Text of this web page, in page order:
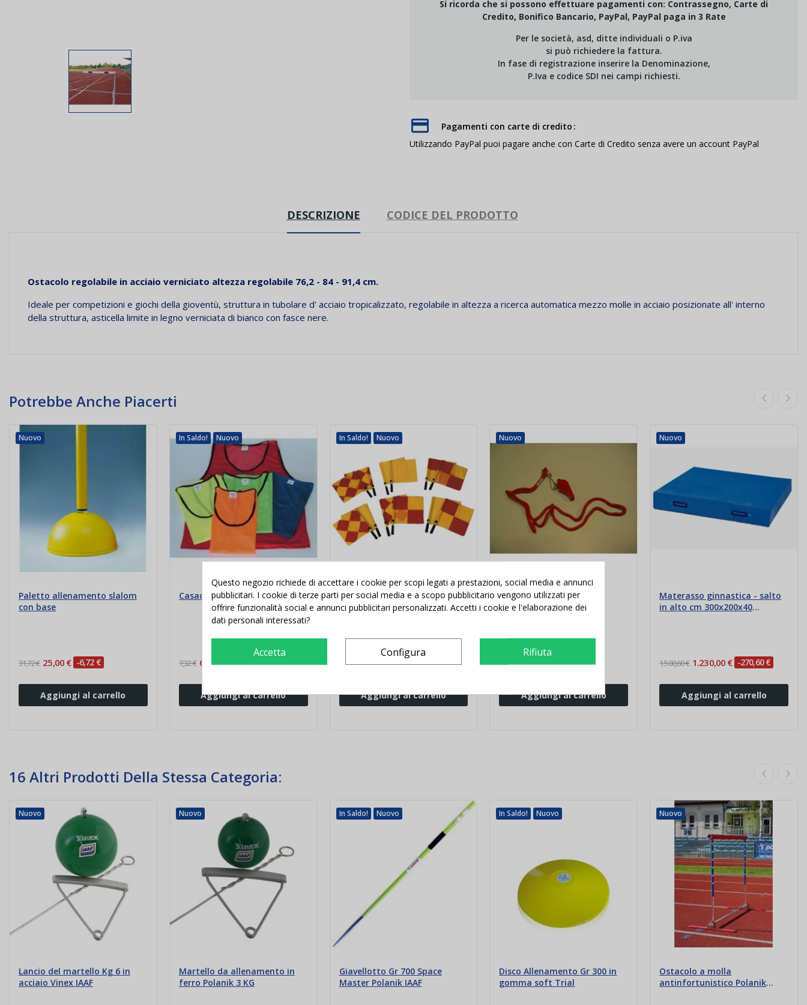
Si ricorda che si possono effettuare pagamenti con: Contrassegno, Carte di
Credito, Bonifico Bancario, PayPal, PayPal paga in 3 Rate
Per le società, asd, ditte individuali o P.iva
si può richiedere la fattura.
In fase di registrazione inserire la Denominazione,
P.Iva e codice SDI nei campi richiesti.
Pagamenti con carte di credito
Utilizzando PayPal puoi pagare anche con Carte di Credito senza avere un account PayPal
DESCRIZIONE CODICE DEL PRODOTTO
Ostacolo regolabile in acciaio verniciato altezza regolabile 76,2 - 84 - 91,4 cm.
Ideale per competizioni e giochi della gioventù, struttura in tubolare d' acciaio tropicalizzato, regolabile in altezza a ricerca automatica mezzo molle in acciaio posizionate all' interno
della struttura, asticella limite in legno verniciata di bianco con fasce nere.
Potrebbe Anche Piacerti
Nuovo
Paletto allenamento slalom
con base
31,72 € 25,00 € -6,72 €
Aggiungi al carrello
In Saldo! Nuovo
Casacca colorata in poliestere
7,32 € 6,00 € -1,32 €
Aggiungi al carrello
In Saldo! Nuovo
Bandierine guardalinee Set 2
aste
36,60 € 30,00 € -6,60 €
Aggiungi al carrello
Nuovo
Fischietto plastica con
cordicella
4,27 € 3,00 € -1,27 €
Aggiungi al carrello
Nuovo
Materasso ginnastica - salto
in alto cm 300x200x40
1.500,60 € 1.230,00 € -270,60 €
Aggiungi al carrello
16 Altri Prodotti Della Stessa Categoria:
Nuovo
Lancio del martello Kg 6 in
acciaio Vinex IAAF
Nuovo
Martello da allenamento in
ferro Polanik 3 KG
In Saldo! Nuovo
Giavellotto Gr 700 Space
Master Polanik IAAF
In Saldo! Nuovo
Disco Allenamento Gr 300 in
gomma soft Trial
Nuovo
Ostacolo a molla
antinfortunistico Polanik
Questo negozio richiede di accettare i cookie per scopi legati a prestazioni, social media e annunci
pubblicitari. I cookie di terze parti per social media e a scopo pubblicitario vengono utilizzati per
offrire funzionalità social e annunci pubblicitari personalizzati. Accetti i cookie e l'elaborazione dei
dati personali interessati?
Accetta Configura Rifiuta